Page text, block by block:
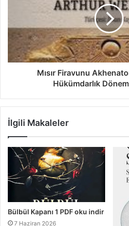
Mısır Firavunu
Hükümdarlık
İlgili Makaleler
Bülbül Kapanı 1 PDF oku indir
7 Haziran 2026